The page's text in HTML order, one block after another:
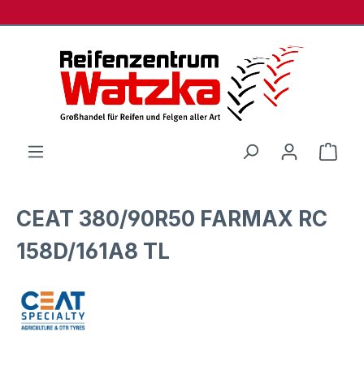
CEAT 380/90R50 FARMAX RC
158D/161A8 TL